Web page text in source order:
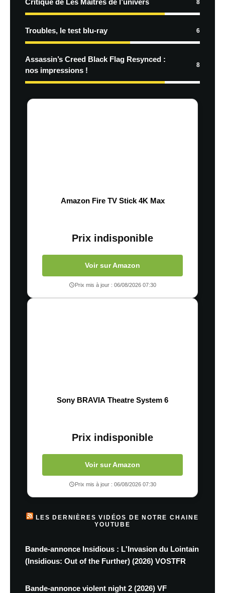
Critique de Les Maîtres de l’univers 8
Troubles, le test blu-ray 6
Assassin’s Creed Black Flag Resynced :
nos impressions !
8
Amazon Fire TV Stick 4K Max
Prix indisponible
Voir sur Amazon
Prix mis à jour : 06/08/2026 07:30
Sony BRAVIA Theatre System 6
Prix indisponible
Voir sur Amazon
Prix mis à jour : 06/08/2026 07:30
LES DERNIÈRES VIDÉOS DE NOTRE CHAINE
YOUTUBE
Bande-annonce Insidious : L'Invasion du Lointain
(Insidious: Out of the Further) (2026) VOSTFR
Bande-annonce violent night 2 (2026) VF